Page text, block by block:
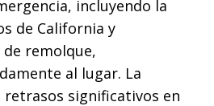
incluyendo la
de California y
remolque,
al lugar. La
significativos en